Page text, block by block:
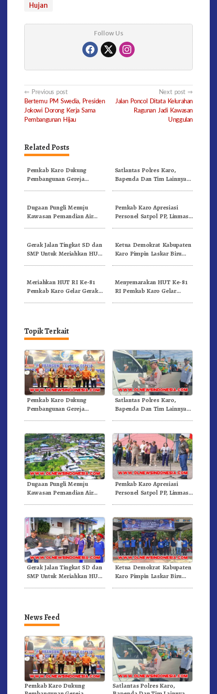
Hujan
Follow Us
Post
navigation
Previous post
Bertemu PM Swedia, Presiden
Jokowi Dorong Kerja Sama
Pembangunan Hijau
Next post
Jalan Poncol Ditata Kelurahan
Ragunan Jadi Kawasan
Unggulan
Related Posts
Pemkab Karo Dukung
Pembangunan Gereja
Satlantas Polres Karo,
Bapenda Dan Tim Lainnya
Dugaan Pungli Menuju
Kawasan Pemandian Air
Pemkab Karo Apresiasi
Personel Satpol PP, Linmas,
Gerak Jalan Tingkat SD dan
SMP Untuk Meriahkan HUT
Ketua Demokrat Kabupaten
Karo Pimpin Laskar Biru
Meriahkan HUT RI Ke-81
Pemkab Karo Gelar Gerak
Menyemarakan HUT Ke-81
RI Pemkab Karo Gelar
Topik Terkait
Pemkab Karo Dukung
Pembangunan Gereja
Satlantas Polres Karo,
Bapenda Dan Tim Lainnya
Dugaan Pungli Menuju
Kawasan Pemandian Air
Pemkab Karo Apresiasi
Personel Satpol PP, Linmas,
Gerak Jalan Tingkat SD dan
SMP Untuk Meriahkan HUT
Ketua Demokrat Kabupaten
Karo Pimpin Laskar Biru
News Feed
Pemkab Karo Dukung
Satlantas Polres Karo,